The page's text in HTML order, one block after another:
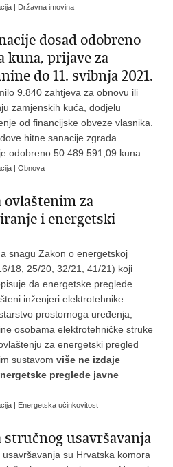
| Državna imovina
dosad odobreno
kuna, prijave za
do 11. svibnja 2021.
9.840 zahtjeva za obnovu ili
zamjenskih kuća, dodjelu
od financijske obveze vlasnika.
hitne sanacije zgrada
odobreno 50.489.591,09 kuna.
| Obnova
ovlaštenim za
i energetski
snagu Zakon o energetskoj
18, 25/20, 32/21, 41/21) koji
da energetske preglede
inženjeri elektrotehnike.
prostornoga uređenja,
osobama elektrotehničke struke
za energetski pregled
sustavomviše ne izdaje
preglede javne
| Energetska učinkovitost
usavršavanja
su Hrvatska komora